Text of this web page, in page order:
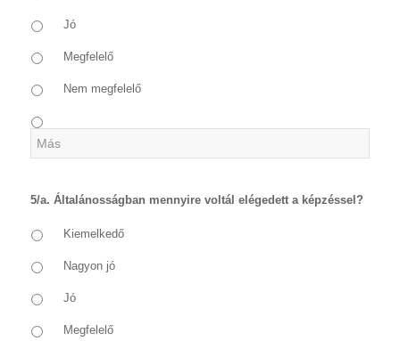
Jó
Megfelelő
Nem megfelelő
5/a. Általánosságban mennyire voltál elégedett a képzéssel?
Kiemelkedő
Nagyon jó
Jó
Megfelelő